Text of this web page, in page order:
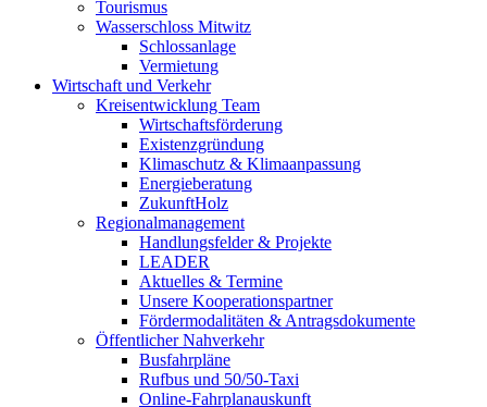
Tourismus
Wasserschloss Mitwitz
Schlossanlage
Vermietung
Wirtschaft und Verkehr
Kreisentwicklung Team
Wirtschaftsförderung
Existenzgründung
Klimaschutz & Klimaanpassung
Energieberatung
ZukunftHolz
Regionalmanagement
Handlungsfelder & Projekte
LEADER
Aktuelles & Termine
Unsere Kooperationspartner
Fördermodalitäten & Antragsdokumente
Öffentlicher Nahverkehr
Busfahrpläne
Rufbus und 50/50-Taxi
Online-Fahrplanauskunft